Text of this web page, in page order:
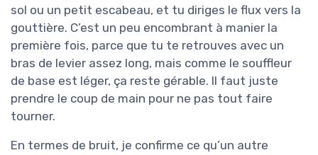
sol ou un petit escabeau, et tu diriges le flux vers la
gouttière. C’est un peu encombrant à manier la
première fois, parce que tu te retrouves avec un
bras de levier assez long, mais comme le souffleur
de base est léger, ça reste gérable. Il faut juste
prendre le coup de main pour ne pas tout faire
tourner.
En termes de bruit, je confirme ce qu’un autre